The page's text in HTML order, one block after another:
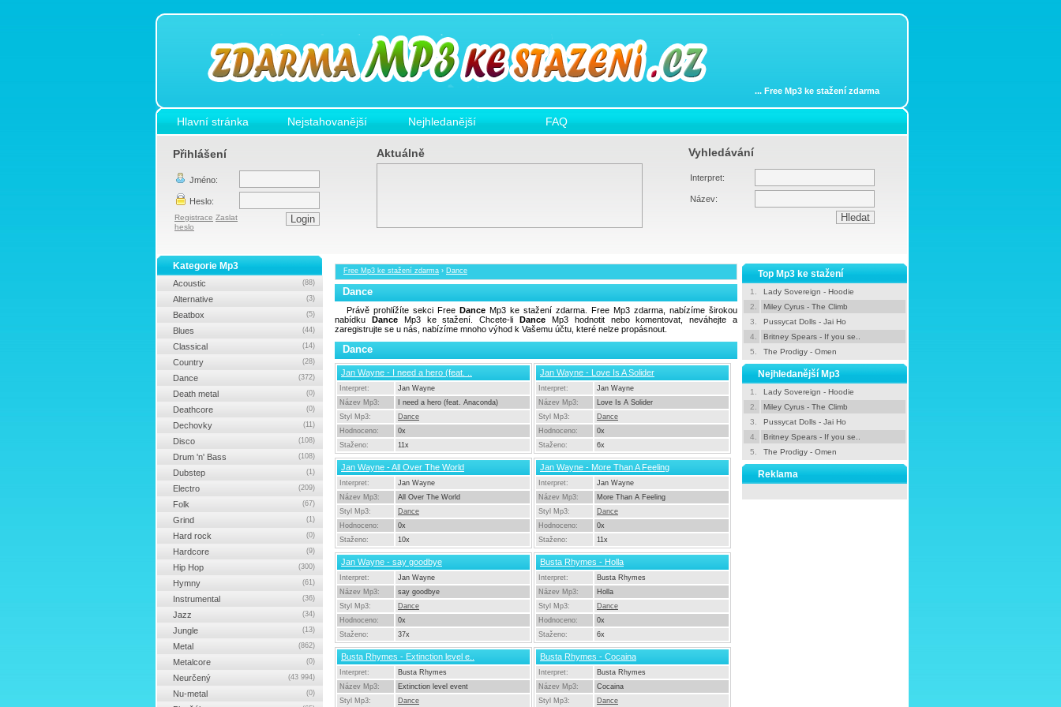
... Free Mp3 ke stažení zdarma
Hlavní stránka Nejstahovanější Nejhledanější FAQ
Přihlášení
Jméno:
Heslo:
Registrace Zaslat
heslo
Aktuálně Vyhledávání
Interpret:
Název:
Free Mp3 ke stažení zdarma › Dance
Dance
Právě prohlížíte sekci Free Dance Mp3 ke stažení zdarma. Free Mp3 zdarma, nabízíme širokou
nabídku DanceMp3 ke stažení. Chcete-liDance Mp3 hodnotit nebo komentovat, neváhejte a
zaregistrujte se u nás, nabízíme mnoho výhod k Vašemu účtu, které nelze propásnout.
Dance
Jan Wayne - I need a hero (feat. ..
Interpret:
Jan Wayne
Název Mp3:
I need a hero (feat. Anaconda)
Styl Mp3:
Dance
Hodnoceno:
0x
Staženo:
11x
Jan Wayne - Love Is A Solider
Interpret:
Jan Wayne
Název Mp3:
Love Is A Solider
Styl Mp3:
Dance
Hodnoceno:
0x
Staženo:
6x
Jan Wayne - All Over The World
Interpret:
Jan Wayne
Název Mp3:
All Over The World
Styl Mp3:
Dance
Hodnoceno:
0x
Staženo:
10x
Jan Wayne - More Than A Feeling
Interpret:
Jan Wayne
Název Mp3:
More Than A Feeling
Styl Mp3:
Dance
Hodnoceno:
0x
Staženo:
11x
Jan Wayne - say goodbye
Interpret:
Jan Wayne
Název Mp3:
say goodbye
Styl Mp3:
Dance
Hodnoceno:
0x
Staženo:
37x
Busta Rhymes - Holla
Interpret:
Busta Rhymes
Název Mp3:
Holla
Styl Mp3:
Dance
Hodnoceno:
0x
Staženo:
6x
Busta Rhymes - Extinction level e..
Interpret:
Busta Rhymes
Název Mp3:
Extinction level event
Styl Mp3:
Dance
Busta Rhymes - Cocaina
Interpret:
Busta Rhymes
Název Mp3:
Cocaina
Styl Mp3:
Dance
Top Mp3 ke stažení
1.
Lady Sovereign - Hoodie
2.
Miley Cyrus - The Climb
3.
Pussycat Dolls - Jai Ho
4.
Britney Spears - If you se..
5.
The Prodigy - Omen
Nejhledanější Mp3
1.
Lady Sovereign - Hoodie
2.
Miley Cyrus - The Climb
3.
Pussycat Dolls - Jai Ho
4.
Britney Spears - If you se..
5.
The Prodigy - Omen
Reklama
Kategorie Mp3
Acoustic (88)
Alternative (3)
Beatbox (5)
Blues (44)
Classical (14)
Country (28)
Dance (372)
Death metal (0)
Deathcore (0)
Dechovky (11)
Disco (108)
Drum 'n' Bass (108)
Dubstep (1)
Electro (209)
Folk (67)
Grind (1)
Hard rock (0)
Hardcore (9)
Hip Hop (300)
Hymny (61)
Instrumental (36)
Jazz (34)
Jungle (13)
Metal (862)
Metalcore (0)
Neurčený (43 994)
Nu-metal (0)